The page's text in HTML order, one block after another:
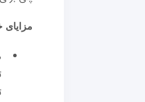
مزایای